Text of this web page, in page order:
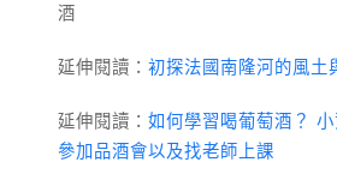
酒
延伸閱讀： 初探法國南隆河的風土
延伸閱讀： 如何學習喝葡萄酒？
參加品酒會以及找老師上課